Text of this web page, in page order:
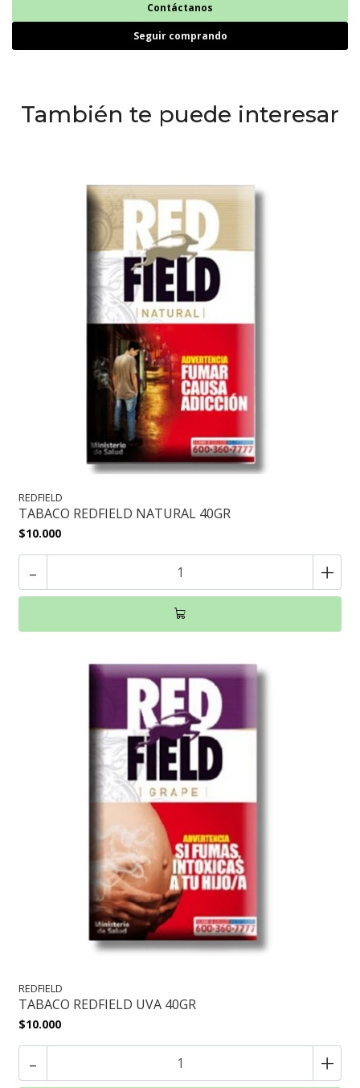
Contáctanos
Seguir comprando
También te puede interesar
REDFIELD
TABACO REDFIELD NATURAL 40GR
$10.000
- +
REDFIELD
TABACO REDFIELD UVA 40GR
$10.000
- +